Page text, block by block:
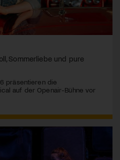
Sommerliebe und pure
präsentieren die
auf der Openair-Bühne vor